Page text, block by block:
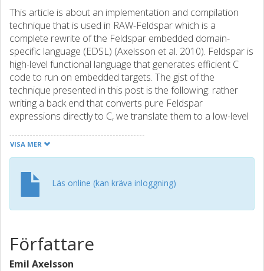
This article is about an implementation and compilation
technique that is used in RAW-Feldspar which is a
complete rewrite of the Feldspar embedded domain-
specific language (EDSL) (Axelsson et al. 2010). Feldspar is
high-level functional language that generates efficient C
code to run on embedded targets. The gist of the
technique presented in this post is the following: rather
writing a back end that converts pure Feldspar
expressions directly to C, we translate them to a low-level
generated. This approach has several advantages: 1. The
translation is simpler to write than a complete C back end.
out many potential errors. 3. The low-level EDSL is
reusable and can be shared between several high-level
EDSLs. Although the article contains a lot of code, most of
code using generic libraries that we have developed to
support Feldspar.
VISA MER
Läs online (kan kräva inloggning)
Författare
Emil Axelsson